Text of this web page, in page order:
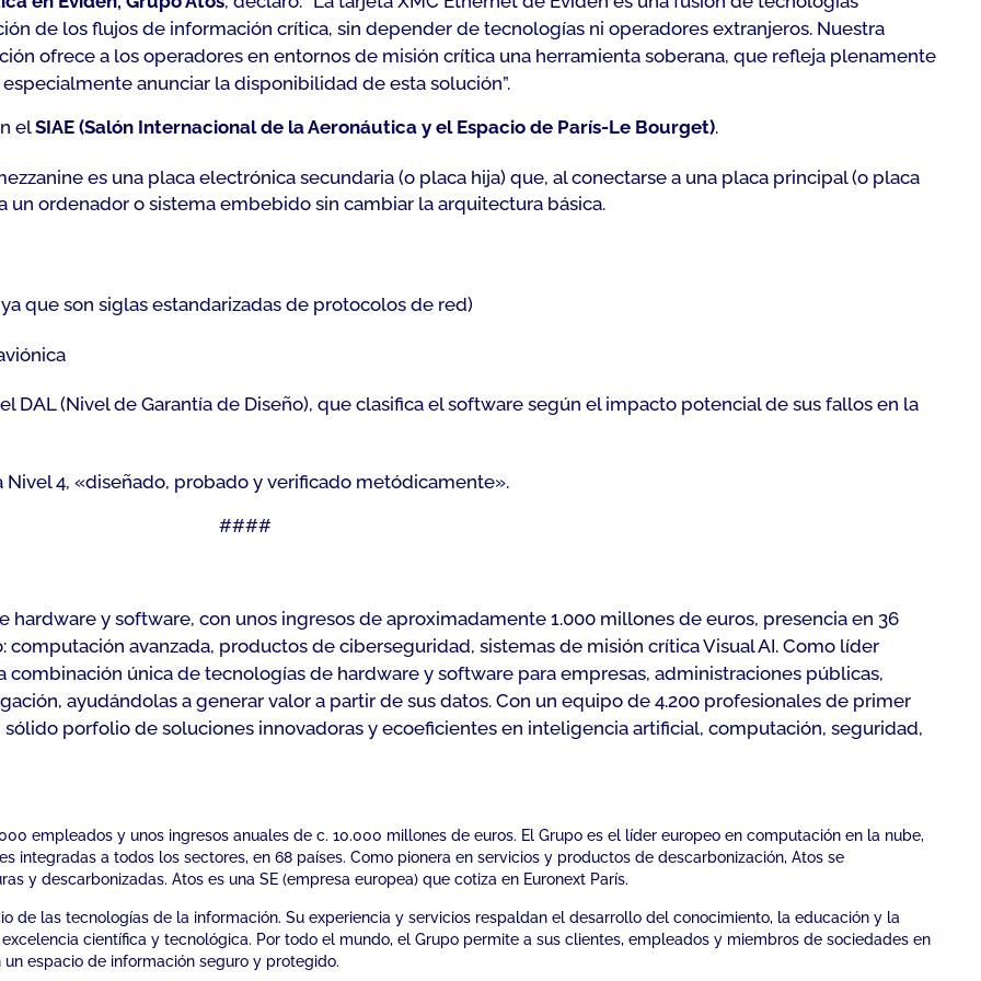
de los flujos de información crítica, sin depender de tecnologías ni operadores extranjeros. Nuestra
ofrece a los operadores en entornos de misión crítica una herramienta soberana, que refleja plenamente
anunciar la disponibilidad de esta solución”.
elSIAE (Salón Internacional de la Aeronáutica y el Espacio de París-Le Bourget).
es una placa electrónica secundaria (o placa hija) que, al conectarse a una placa principal (o placa
ordenador o sistema embebido sin cambiar la arquitectura básica.
que son siglas estandarizadas de protocolos de red)
DAL (Nivel de Garantía de Diseño), que clasifica el software según el impacto potencial de sus fallos en la
4, «diseñado, probado y verificado metódicamente».
####
y software, con unos ingresos de aproximadamente 1.000 millones de euros, presencia en 36
avanzada, productos de ciberseguridad, sistemas de misión crítica Visual AI. Como líder
única de tecnologías de hardware y software para empresas, administraciones públicas,
ayudándolas a generar valor a partir de sus datos. Con un equipo de 4.200 profesionales de primer
porfolio de soluciones innovadoras y ecoeficientes en inteligencia artificial, computación, seguridad,
empleados y unos ingresos anuales de c. 10.000 millones de euros. El Grupo es el líder europeo en computación en la nube,
integradas a todos los sectores, en 68 países. Como pionera en servicios y productos de descarbonización, Atos se
y descarbonizadas. Atos es una SE (empresa europea) que cotiza en Euronext París.
de las tecnologías de la información. Su experiencia y servicios respaldan el desarrollo del conocimiento, la educación y la
científica y tecnológica. Por todo el mundo, el Grupo permite a sus clientes, empleados y miembros de sociedades en
espacio de información seguro y protegido.